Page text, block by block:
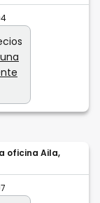
oficina Aila,